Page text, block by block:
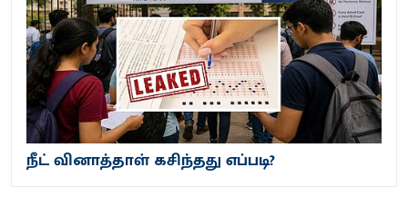
நீட் வினாத்தாள் கசிந்தது எப்படி?